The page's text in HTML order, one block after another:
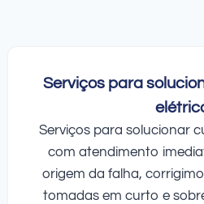
Serviços para
Serviços para solucionar
com atendimento
origem da falha,
tomadas em curto e